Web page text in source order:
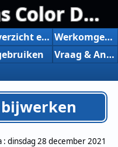
Windows Forms Color Designer
Overzicht en functies
Werkomgeving
Vraag & Antwoord
: dinsdag 28 december 2021